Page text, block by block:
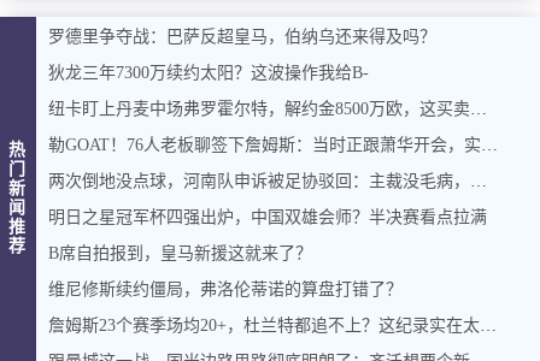
热
门
新
闻
推
荐
罗德里争夺战：巴萨反超皇马，伯纳乌还来得及吗？
狄龙三年7300万续约太阳？这波操作我给B-
纽卡盯上丹麦中场弗罗霍尔特，解约金8500万欧，这买卖能成吗？
勒GOAT！76人老板聊签下詹姆斯：当时正跟萧华开会，实在憋不住，直接打断走人
两次倒地没点球，河南队申诉被足协驳回：主裁没毛病，英博没占便宜
明日之星冠军杯四强出炉，中国双雄会师？半决赛看点拉满
B席自拍报到，皇马新援这就来了？
维尼修斯续约僵局，弗洛伦蒂诺的算盘打错了？
詹姆斯23个赛季场均20+，杜兰特都追不上？这纪录实在太硬了